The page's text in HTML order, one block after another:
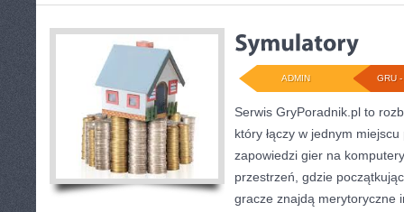
GRU
ADMIN
Serwis GryPoradnik.pl to
który łączy w jednym
zapowiedzi gier na
przestrzeń, gdzie
gracze znajdą merytoryczne